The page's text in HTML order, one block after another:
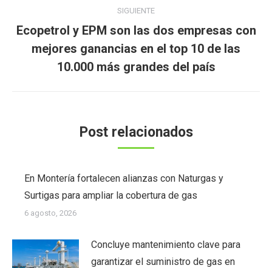
SIGUIENTE
Publicación
siguiente:
Ecopetrol y EPM son las dos empresas con
mejores ganancias en el top 10 de las
10.000 más grandes del país
Post relacionados
En Montería fortalecen alianzas con Naturgas y
Surtigas para ampliar la cobertura de gas
6 agosto, 2026
Concluye mantenimiento clave para
garantizar el suministro de gas en